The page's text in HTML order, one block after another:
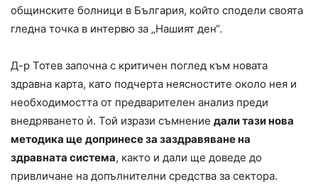
общинските болници в България, който сподели своята
гледна точка в интервю за „Нашият ден“.
Д-р Тотев започна с критичен поглед към новата
здравна карта, като подчерта неясностите около нея и
необходимостта от предварителен анализ преди
внедряването ѝ. Той изрази съмнение дали тази нова
методика ще допринесе за заздравяване на
здравната система, както и дали ще доведе до
привличане на допълнителни средства за сектора.